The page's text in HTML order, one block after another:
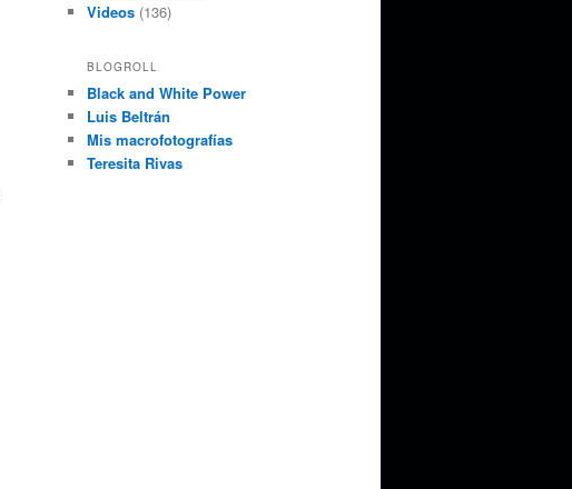
Videos (136)
BLOGROLL
Black and White Power
Luis Beltrán
Mis macrofotografías
Teresita Rivas